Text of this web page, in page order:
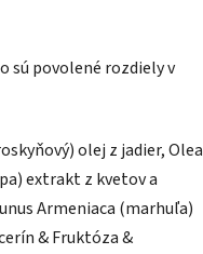
sú povolené rozdiely v
olej z jadier, Olea
extrakt z kvetov a
Armeniaca (marhuľa)
& Fruktóza &